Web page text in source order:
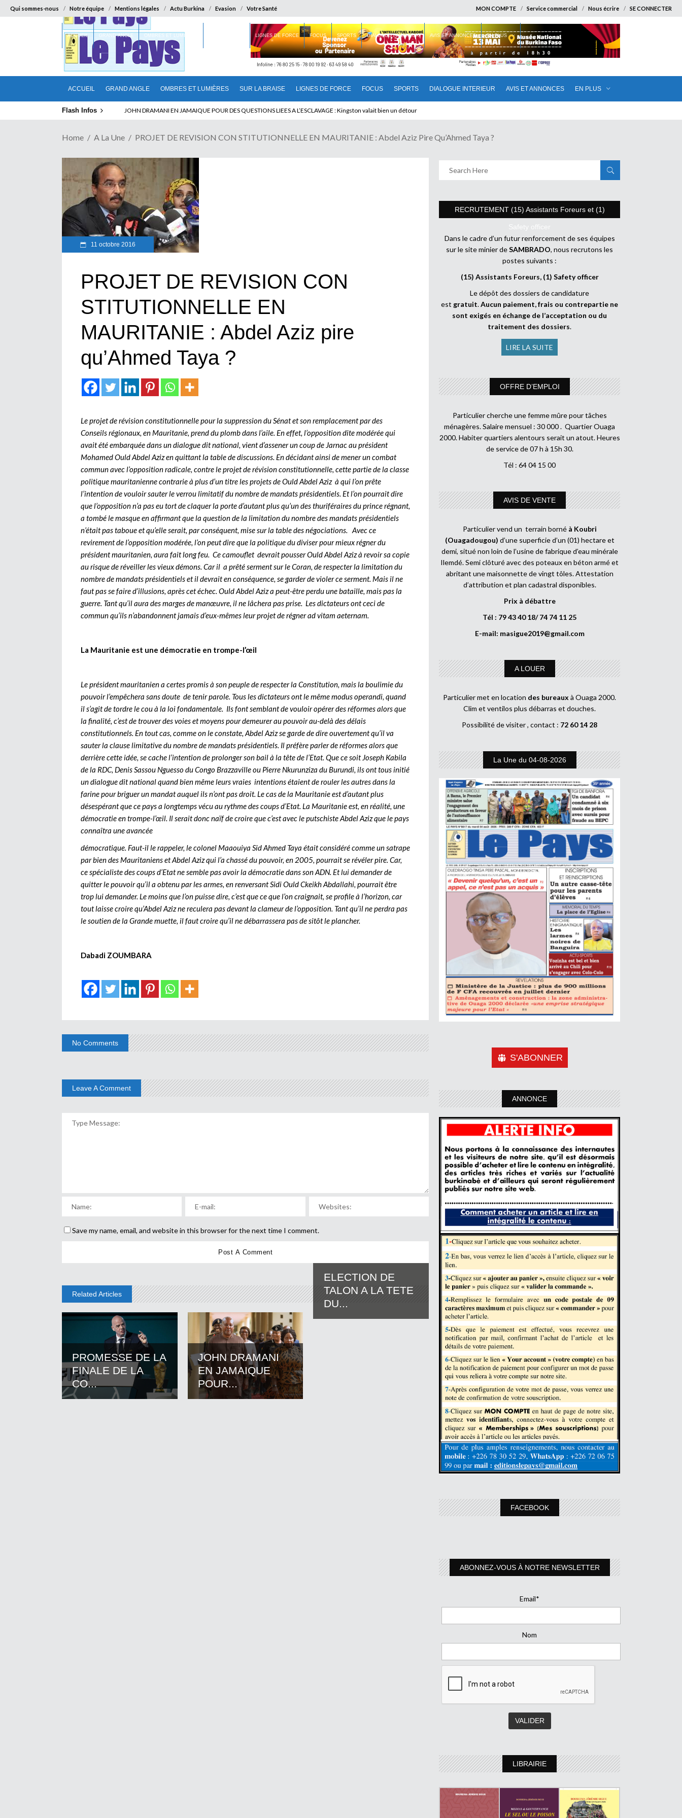
Qui sommes-nous Notre équipe Mentions légales Actu Burkina Evasion Votre Santé MON COMPTE Service commercial Nous écrire SE CONNECTER
ACCUEIL GRAND ANGLE OMBRES ET LUMIÈRES SUR LA BRAISE LIGNES DE FORCE FOCUS SPORTS DIALOGUE INTERIEUR AVIS ET ANNONCES EN PLUS
ACCUEIL GRAND ANGLE OMBRES ET LUMIÈRES LIGNES DE FORCE FOCUS SPORTS DIALOGUE INTERIEUR AVIS ET ANNONCES EN PLUS
Flash Infos ELECTION DE TALON A LA TETE DU SENAT BENINOIS : Quand Patrice quitte le pouvoir sans partir !
Home A La Une PROJET DE REVISION CON STITUTIONNELLE EN MAURITANIE : Abdel Aziz Pire Qu’Ahmed Taya ?
11 octobre 2016
PROJET DE REVISION CON
STITUTIONNELLE EN
MAURITANIE : Abdel Aziz pire
qu’Ahmed Taya ?
Le projet de révision constitutionnelle pour la suppression du Sénat et son remplacement par des
Conseils régionaux, en Mauritanie, prend du plomb dans l’aile. En effet, l’opposition dite modérée qui
avait été embarquée dans un dialogue dit national, vient d’assener un coup de Jarnac au président
Mohamed Ould Abdel Aziz en quittant la table de discussions. En décidant ainsi de mener un combat
commun avec l’opposition radicale, contre le projet de révision constitutionnelle, cette partie de la classe
politique mauritanienne contrarie à plus d’un titre les projets de Ould Abdel Aziz à qui l’on prête
l’intention de vouloir sauter le verrou limitatif du nombre de mandats présidentiels. Et l’on pourrait dire
que l’opposition n’a pas eu tort de claquer la porte d’autant plus qu’un des thuriféraires du prince régnant,
a tombé le masque en affirmant que la question de la limitation du nombre des mandats présidentiels
n’était pas taboue et qu’elle serait, par conséquent, mise sur la table des négociations. Avec ce
revirement de l’opposition modérée, l’on peut dire que la politique du diviser pour mieux régner du
président mauritanien, aura fait long feu. Ce camouflet devrait pousser Ould Abdel Aziz à revoir sa copie
au risque de réveiller les vieux démons. Car il a prêté serment sur le Coran, de respecter la limitation du
nombre de mandats présidentiels et il devrait en conséquence, se garder de violer ce serment. Mais il ne
faut pas se faire d’illusions, après cet échec. Ould Abdel Aziz a peut-être perdu une bataille, mais pas la
guerre. Tant qu’il aura des marges de manœuvre, il ne lâchera pas prise. Les dictateurs ont ceci de
commun qu’ils n’abandonnent jamais d’eux-mêmes leur projet de régner ad vitam aeternam.
La Mauritanie est une démocratie en trompe-l’œil
Le président mauritanien a certes promis à son peuple de respecter la Constitution, mais la boulimie du
pouvoir l’empêchera sans doute de tenir parole. Tous les dictateurs ont le même modus operandi, quand
il s’agit de tordre le cou à la loi fondamentale. Ils font semblant de vouloir opérer des réformes alors que
la finalité, c’est de trouver des voies et moyens pour demeurer au pouvoir au-delà des délais
constitutionnels. En tout cas, comme on le constate, Abdel Aziz se garde de dire ouvertement qu’il va
sauter la clause limitative du nombre de mandats présidentiels. Il préfère parler de réformes alors que
derrière cette idée, se cache l’intention de prolonger son bail à la tête de l’Etat. Que ce soit Joseph Kabila
de la RDC, Denis Sassou Nguesso du Congo Brazzaville ou Pierre Nkurunziza du Burundi, ils ont tous initié
un dialogue dit national quand bien même leurs vraies intentions étaient de rouler les autres dans la
farine pour briguer un mandat auquel ils n’ont pas droit. Le cas de la Mauritanie est d’autant plus
désespérant que ce pays a longtemps vécu au rythme des coups d’Etat. La Mauritanie est, en réalité, une
démocratie en trompe-l’œil. Il serait donc naïf de croire que c’est avec le putschiste Abdel Aziz que le pays
connaîtra une avancée
démocratique. Faut-il le rappeler, le colonel Maaouiya Sid Ahmed Taya était considéré comme un satrape
par bien des Mauritaniens et Abdel Aziz qui l’a chassé du pouvoir, en 2005, pourrait se révéler pire. Car,
ce spécialiste des coups d’Etat ne semble pas avoir la démocratie dans son ADN. Et lui demander de
quitter le pouvoir qu’il a obtenu par les armes, en renversant Sidi Ould Ckeikh Abdallahi, pourrait être
trop lui demander. Le moins que l’on puisse dire, c’est que ce que l’on craignait, se profile à l’horizon, car
tout laisse croire qu’Abdel Aziz ne reculera pas devant la clameur de l’opposition. Tant qu’il ne perdra pas
le soutien de la Grande muette, il faut croire qu’il ne débarrassera pas de sitôt le plancher.
Dabadi ZOUMBARA
No Comments
Leave A Comment
Save my name, email, and website in this browser for the next time I comment.
Related Articles
PROMESSE DE LA
FINALE DE LA
CO...
JOHN DRAMANI
EN JAMAIQUE
POUR...
ELECTION DE
TALON A LA TETE
DU...
RECRUTEMENT (15) Assistants Foreurs et (1)
Safety officer
Dans le cadre d’un futur renforcement de ses équipes
sur le site minier deSAMBRADO, nous recrutons les
postes suivants :
(15) Assistants Foreurs, (1) Safety officer
Le dépôt des dossiers de candidature
est gratuit.Aucun paiement, frais ou contrepartie ne
sont exigés en échange de l’acceptation ou du
traitement des dossiers.
LIRE LA SUITE
OFFRE D’EMPLOI
Particulier cherche une femme mûre pour tâches
ménagères. Salaire mensuel : 30 000 . Quartier Ouaga
2000. Habiter quartiers alentours serait un atout. Heures
de service de 07 h à 15h 30.
Tél : 64 04 15 00
AVIS DE VENTE
Particulier vend un terrain borné à Koubri
(Ouagadougou) d’une superficie d’un (01) hectare et
demi, situé non loin de l’usine de fabrique d’eau minérale
Ilemdé. Semi clôturé avec des poteaux en béton armé et
abritant une maisonnette de vingt tôles. Attestation
d’attribution et plan cadastral disponibles.
Prix à débattre
Tél : 79 43 40 18/ 74 74 11 25
E-mail: masigue2019@gmail.com
A LOUER
Particulier met en location des bureaux à Ouaga 2000.
Clim et ventilos plus débarras et douches.
Possibilité de visiter , contact : 72 60 14 28
La Une du 04-08-2026
S'ABONNER
ANNONCE
FACEBOOK
ABONNEZ-VOUS À NOTRE NEWSLETTER
Email*
Nom
LIBRAIRIE